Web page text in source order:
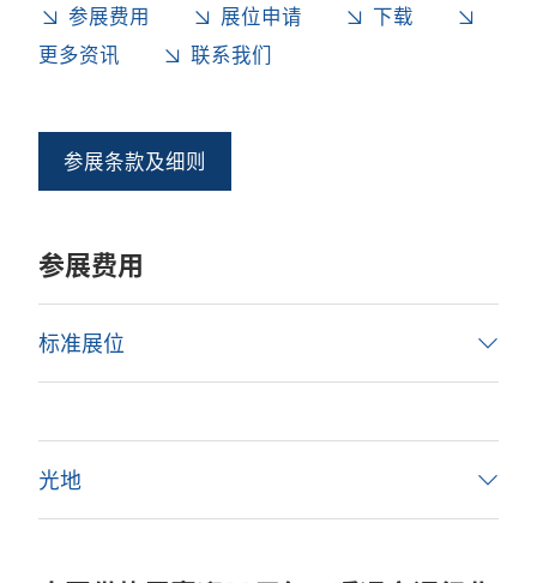
参展费用 展位申请
下载
更多资讯
联系我们
参展条款及细则
参展费用
标准展位
光地